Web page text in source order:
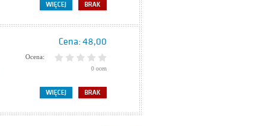
BRAK
WIĘCEJ
Cena: 48,00
Ocena:
0 ocen
BRAK
WIĘCEJ